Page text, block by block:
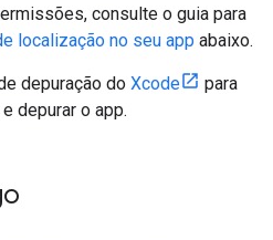
consulte o guia para
localização no seu app abaixo.
depuração do Xcode
para
depurar o app.